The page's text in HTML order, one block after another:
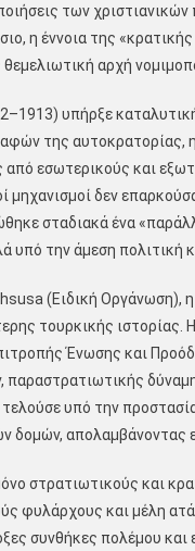
των
η έννοια της
αρχή
υπήρξε
της αυτοκρατορίας,
από εσωτερικούς και
μηχανισμοί δεν
σταδιακά ένα
υπό την άμεση πολιτική
(Ειδική Οργάνωση),
τουρκικής
Ένωσης και
υπό την
δομών, απολαμβάνοντας
στρατιωτικούς και
φυλάρχους και μέλη
συνθήκες πολέμου